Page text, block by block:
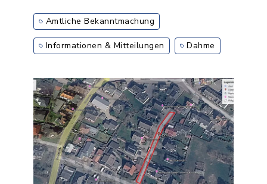
Amtliche Bekanntmachung
Informationen & Mitteilungen Dahme